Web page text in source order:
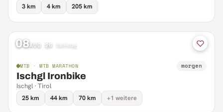
3 km
4 km 205 km
08AUG 26 Samstag
MTB · MTB MARATHON morgen
Ischgl Ironbike
Ischgl · Tirol
25 km
44 km 70 km +1 weitere